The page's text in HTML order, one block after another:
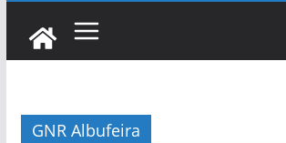
GNR Albufeira